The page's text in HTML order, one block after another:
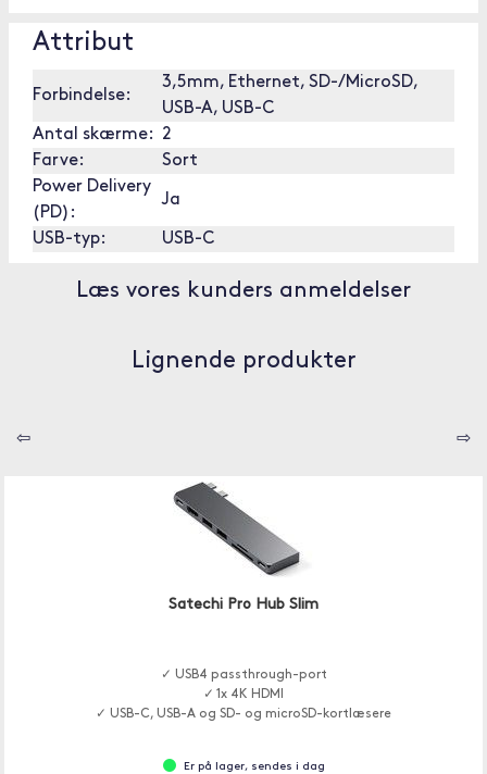
Attribut
Forbindelse:
3,5mm, Ethernet, SD-/MicroSD,
USB-A, USB-C
Antal skærme:
2
Farve:
Sort
Power Delivery
(PD):
Ja
USB-typ: USB-C
Læs vores kunders anmeldelser
Lignende produkter
⇦ ⇨
Satechi Pro Hub Slim
✓ USB4 passthrough-port
✓ 1x 4K HDMI
✓ USB-C, USB-A og SD- og microSD-kortlæsere
Er på lager, sendes i dag